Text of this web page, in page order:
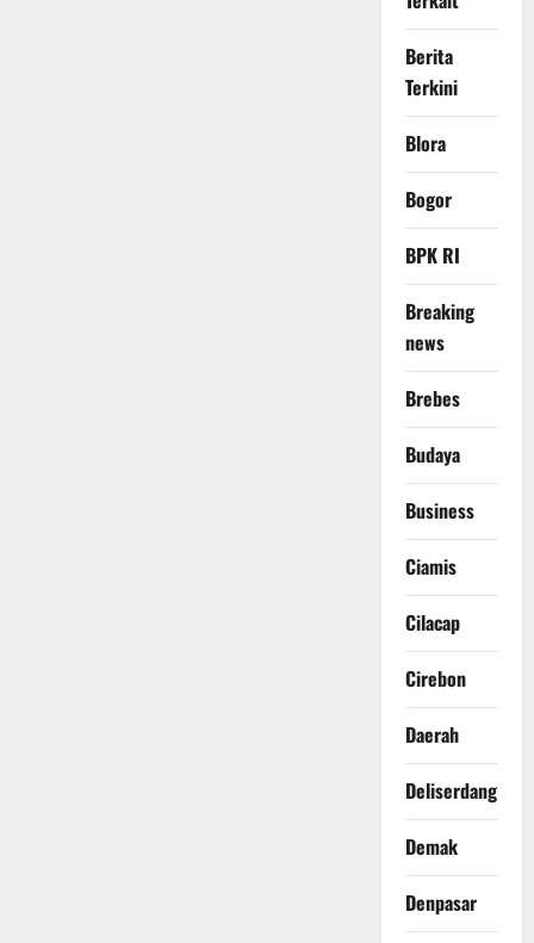
Berita
Terkini
Blora
Bogor
BPK RI
Breaking
news
Brebes
Budaya
Business
Ciamis
Cilacap
Cirebon
Daerah
Deliserdang
Demak
Denpasar